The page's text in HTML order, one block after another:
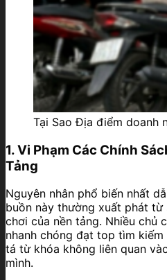
Tại Sao Địa điểm doanh
1. Vi Phạm Các Chính
Tảng
Nguyên nhân phổ biến nhất
buồn này thường xuất phát
chơi của nền tảng. Nhiều chủ
nhanh chóng đạt top tìm
tá từ khóa không liên quan
mình.